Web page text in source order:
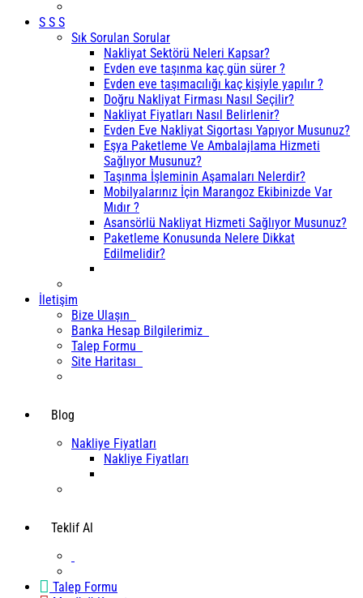
S S S
Sık Sorulan Sorular
Nakliyat Sektörü Neleri Kapsar?
Evden eve taşınma kaç gün sürer ?
Evden eve taşımacılığı kaç kişiyle yapılır ?
Doğru Nakliyat Firması Nasıl Seçilir?
Nakliyat Fiyatları Nasıl Belirlenir?
Evden Eve Nakliyat Sigortası Yapıyor Musunuz?
Eşya Paketleme Ve Ambalajlama Hizmeti
Sağlıyor Musunuz?
Taşınma İşleminin Aşamaları Nelerdir?
Mobilyalarınız İçin Marangoz Ekibinizde Var
Mıdır ?
Asansörlü Nakliyat Hizmeti Sağlıyor Musunuz?
Paketleme Konusunda Nelere Dikkat
Edilmelidir?
İletişim
Bize Ulaşın
Banka Hesap Bilgilerimiz
Talep Formu
Site Haritası
Blog
Nakliye Fiyatları
Nakliye Fiyatları
Teklif Al
Talep Formu